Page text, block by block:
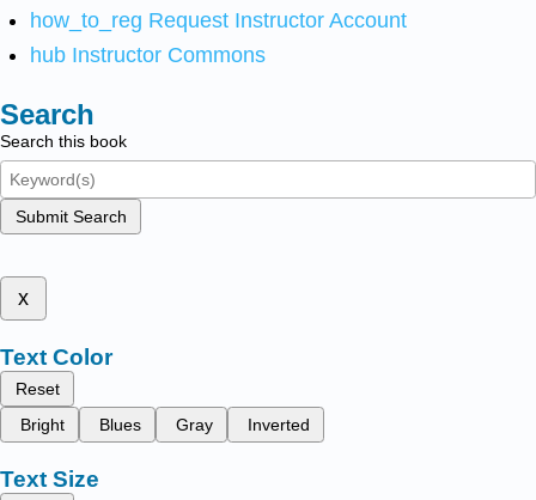
how_to_reg Request Instructor Account
hub Instructor Commons
Search
Search this book
Submit Search
x
Text Color
Reset
Bright
Blues Gray Inverted
Text Size